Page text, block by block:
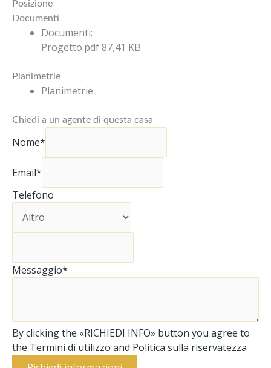
Posizione
Documenti
Documenti:
Progetto.pdf87,41 KB
Planimetrie
Planimetrie:
Chiedi a un agente di questa casa
Nome*
Email*
Telefono
Messaggio*
By clicking the «RICHIEDI INFO» button you agree to
the Termini di utilizzo and Politica sulla riservatezza